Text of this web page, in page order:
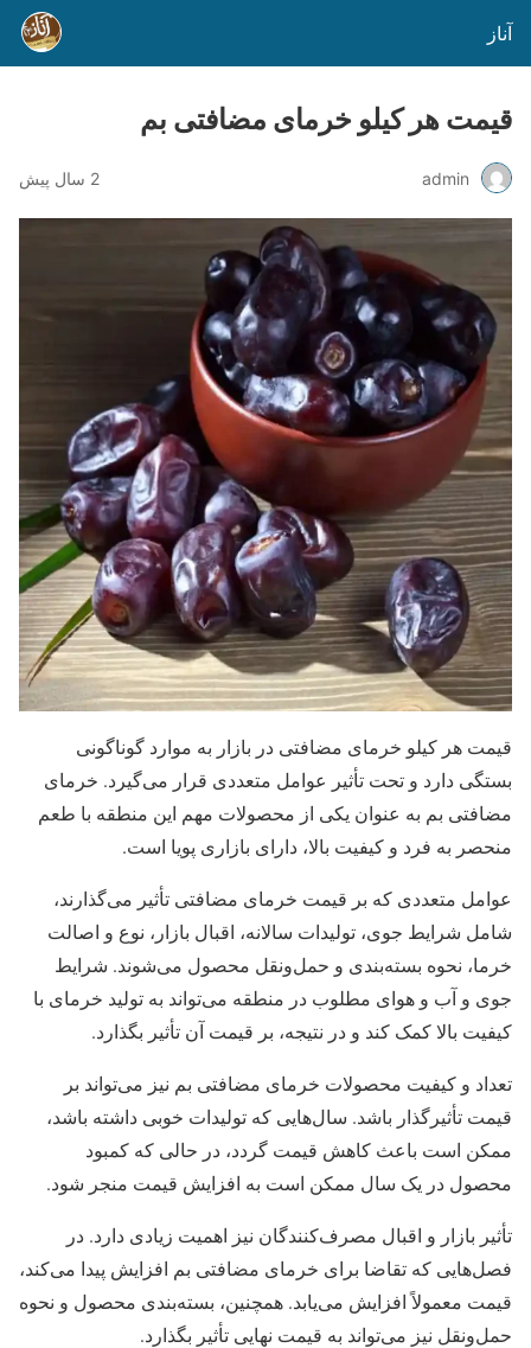
آناز
قیمت هر کیلو خرمای مضافتی بم
admin 2 سال پیش
قیمت هر کیلو خرمای مضافتی در بازار به موارد گوناگونی
بستگی دارد و تحت تأثیر عوامل متعددی قرار می‌گیرد. خرمای
مضافتی بم به عنوان یکی از محصولات مهم این منطقه با طعم
منحصر به فرد و کیفیت بالا، دارای بازاری پویا است.
عوامل متعددی که بر قیمت خرمای مضافتی تأثیر می‌گذارند،
شامل شرایط جوی، تولیدات سالانه، اقبال بازار، نوع و اصالت
خرما، نحوه بسته‌بندی و حمل‌ونقل محصول می‌شوند. شرایط
جوی و آب و هوای مطلوب در منطقه می‌تواند به تولید خرمای با
کیفیت بالا کمک کند و در نتیجه، بر قیمت آن تأثیر بگذارد.
تعداد و کیفیت محصولات خرمای مضافتی بم نیز می‌تواند بر
قیمت تأثیرگذار باشد. سال‌هایی که تولیدات خوبی داشته باشد،
ممکن است باعث کاهش قیمت گردد، در حالی که کمبود
محصول در یک سال ممکن است به افزایش قیمت منجر شود.
تأثیر بازار و اقبال مصرف‌کنندگان نیز اهمیت زیادی دارد. در
فصل‌هایی که تقاضا برای خرمای مضافتی بم افزایش پیدا می‌کند،
قیمت معمولاً افزایش می‌یابد. همچنین، بسته‌بندی محصول و نحوه
حمل‌ونقل نیز می‌تواند به قیمت نهایی تأثیر بگذارد.